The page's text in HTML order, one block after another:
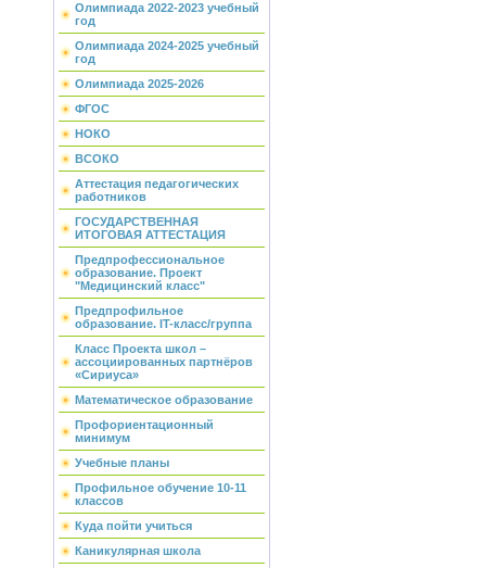
Олимпиада 2022-2023 учебный
год
Олимпиада 2024-2025 учебный
год
Олимпиада 2025-2026
ФГОС
НОКО
ВСОКО
Аттестация педагогических
работников
ГОСУДАРСТВЕННАЯ
ИТОГОВАЯ АТТЕСТАЦИЯ
Предпрофессиональное
образование. Проект
"Медицинский класс"
Предпрофильное
образование. IT-класс/группа
Класс Проекта школ –
ассоциированных партнёров
«Сириуса»
Математическое образование
Профориентационный
минимум
Учебные планы
Профильное обучение 10-11
классов
Куда пойти учиться
Каникулярная школа